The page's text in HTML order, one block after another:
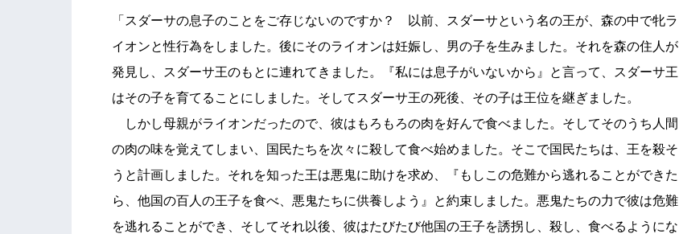
「スダーサの息子のことをご存じないのですか？ 以前、スダーサという名の王が、森の中で牝ラ
イオンと性行為をしました。後にそのライオンは妊娠し、男の子を生みました。それを森の住人が
発見し、スダーサ王のもとに連れてきました。『私には息子がいないから』と言って、スダーサ王
はその子を育てることにしました。そしてスダーサ王の死後、その子は王位を継ぎました。
しかし母親がライオンだったので、彼はもろもろの肉を好んで食べました。そしてそのうち人間
の肉の味を覚えてしまい、国民たちを次々に殺して食べ始めました。そこで国民たちは、王を殺そ
うと計画しました。それを知った王は悪鬼に助けを求め、『もしこの危難から逃れることができた
ら、他国の百人の王子を食べ、悪鬼たちに供養しよう』と約束しました。悪鬼たちの力で彼は危難
を逃れることができ、そしてそれ以後、彼はたびたび他国の王子を誘拐し、殺し、食べるようにな